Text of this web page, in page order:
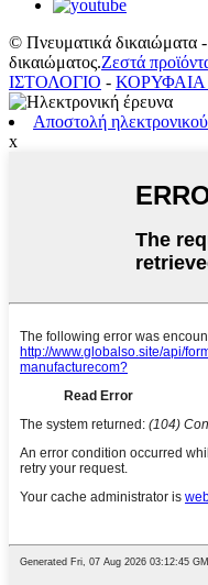
© Πνευματικά δικαιώματα
δικαιώματος.Ζεστά
ΙΣΤΟΛΟΓΙΟ -
Αποστολή
x